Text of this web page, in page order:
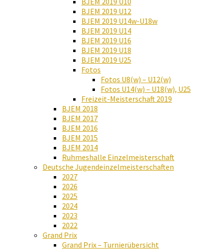
BJEM 2019 U12
BJEM 2019 U14w-U18w
BJEM 2019 U14
BJEM 2019 U16
BJEM 2019 U18
BJEM 2019 U25
Fotos
Fotos U8(w) – U12(w)
Fotos U14(w) – U18(w), U25
Freizeit-Meisterschaft 2019
BJEM 2018
BJEM 2017
BJEM 2016
BJEM 2015
BJEM 2014
Ruhmeshalle Einzelmeisterschaft
Deutsche Jugendeinzelmeisterschaften
2027
2026
2025
2024
2023
2022
Grand Prix
Grand Prix – Turnierübersicht